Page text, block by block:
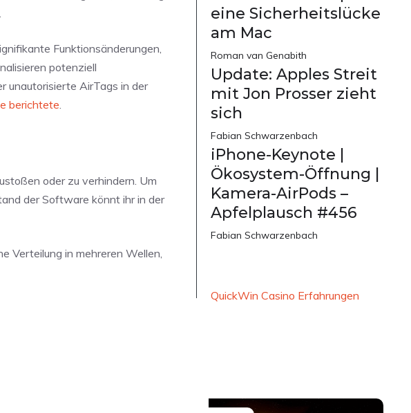
Funktionsänderungen,
potenziell
unautorisierte AirTags in der
berichtete
oder zu verhindern. Um
der Software könnt ihr in der
Verteilung in mehreren Wellen,
eine Sicherheitslücke
am Mac
Roman van Genabith
Update: Apples Streit
mit Jon Prosser zieht
sich
Fabian Schwarzenbach
iPhone-Keynote |
Ökosystem-Öffnung |
Kamera-AirPods –
Apfelplausch #456
Fabian Schwarzenbach
QuickWin Casino Erfahrungen